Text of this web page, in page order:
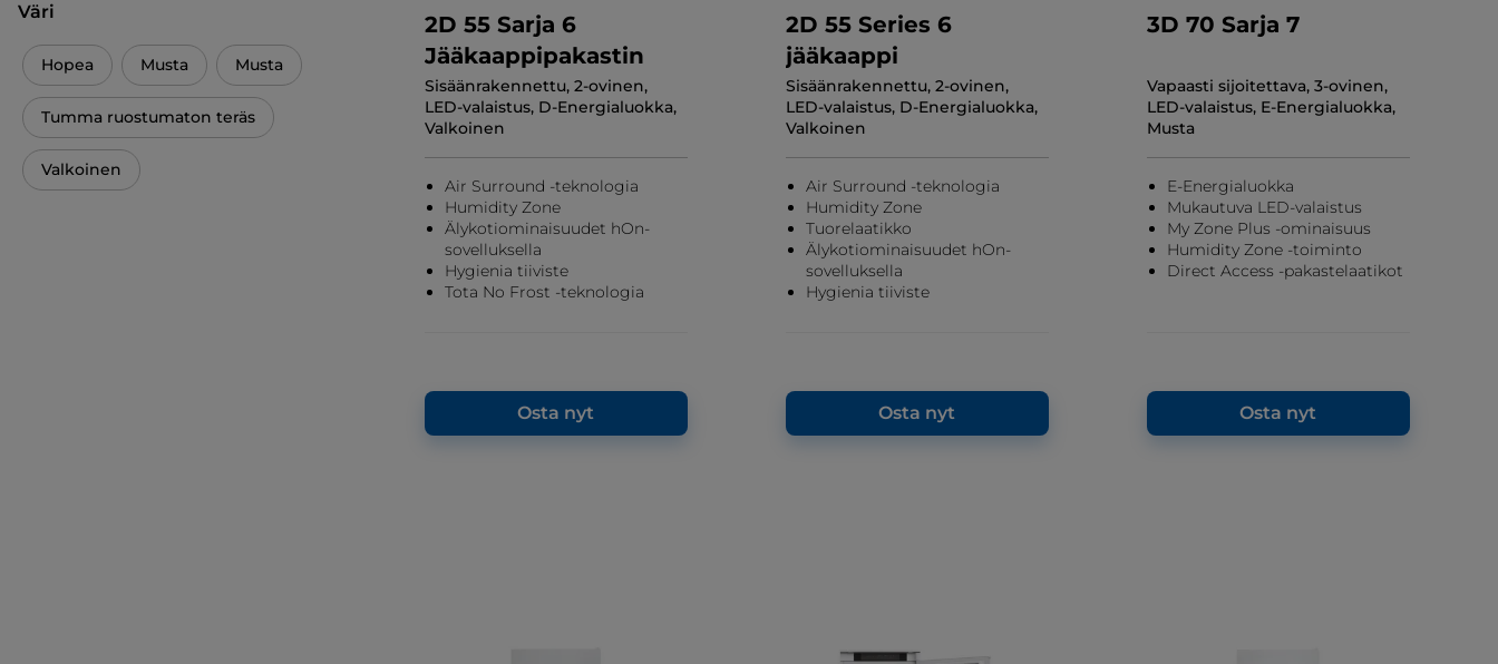
Väri
Hopea Musta Musta
Tumma ruostumaton teräs
Valkoinen
2D 55 Sarja 6
Jääkaappipakastin
Sisäänrakennettu, 2-ovinen,
LED-valaistus, D-Energialuokka,
Valkoinen
Air Surround -teknologia
Humidity Zone
Älykotiominaisuudet hOn-
sovelluksella
Hygienia tiiviste
Tota No Frost -teknologia
Osta nyt
2D 55 Series 6
jääkaappi
Sisäänrakennettu, 2-ovinen,
LED-valaistus, D-Energialuokka,
Valkoinen
Air Surround -teknologia
Humidity Zone
Tuorelaatikko
Älykotiominaisuudet hOn-
sovelluksella
Hygienia tiiviste
Osta nyt
3D 70 Sarja 7
Vapaasti sijoitettava, 3-ovinen,
LED-valaistus, E-Energialuokka,
Musta
E-Energialuokka
Mukautuva LED-valaistus
My Zone Plus -ominaisuus
Humidity Zone -toiminto
Direct Access -pakastelaatikot
Osta nyt